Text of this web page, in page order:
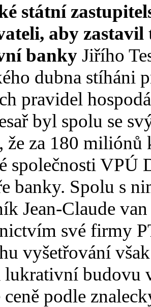
státní
aby
banky Jiřího
dubna stíháni
pravidel
byl spolu se
že za 180
společnosti VPÚ
banky. Spolu s
Jean-Claude
své firmy
vyšetřování
budovu
ceně podle